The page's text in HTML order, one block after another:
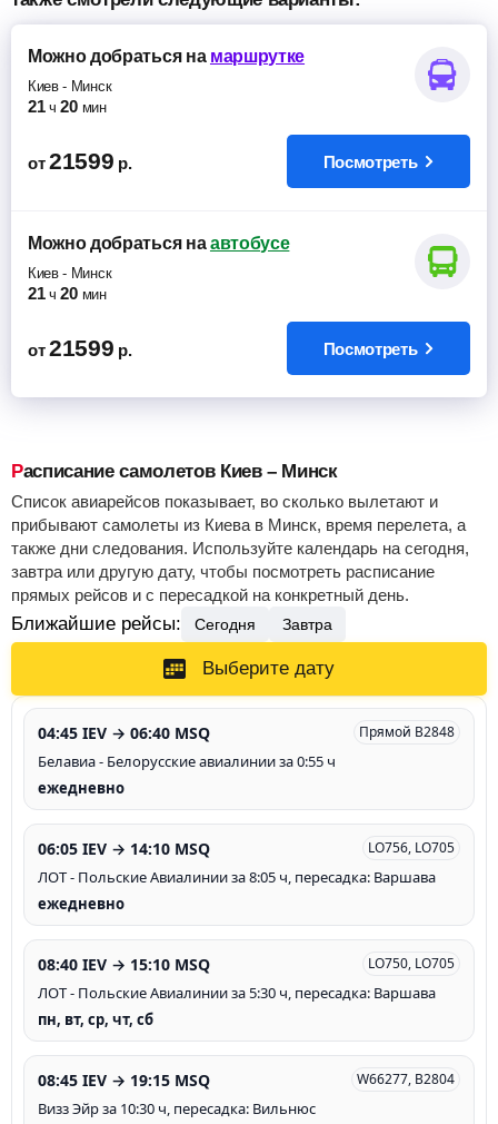
Можно добратьсяна маршрутке
Киев- Минск
21 ч 20 мин
от 21599 р. Посмотреть
Можно добратьсяна автобусе
Киев- Минск
21 ч 20 мин
от 21599 р. Посмотреть
Расписание самолетов Киев – Минск
Список авиарейсов показывает, во сколько вылетают и
прибывают самолеты из Киева в Минск, время перелета, а
также дни следования. Используйте календарь на сегодня,
завтра или другую дату, чтобы посмотреть расписание
прямых рейсов и с пересадкой на конкретный день.
Ближайшие рейсы: Сегодня Завтра
Выберите дату
04:45 IEV → 06:40 MSQ Прямой B2848
Белавиа - Белорусские авиалинии за 0:55 ч
ежедневно
06:05 IEV → 14:10 MSQ LO756, LO705
ЛОТ - Польские Авиалинии за 8:05 ч, пересадка: Варшава
ежедневно
08:40 IEV → 15:10 MSQ LO750, LO705
ЛОТ - Польские Авиалинии за 5:30 ч, пересадка: Варшава
пн, вт, ср, чт, сб
08:45 IEV → 19:15 MSQ W66277, B2804
Визз Эйр за 10:30 ч, пересадка: Вильнюс